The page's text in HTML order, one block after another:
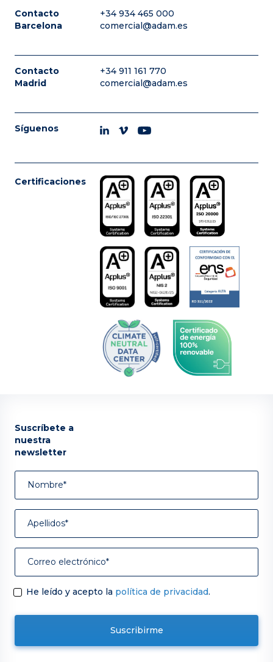
Contacto
Barcelona
+34 934 465 000
comercial@adam.es
Contacto
Madrid
+34 911 161 770
comercial@adam.es
Síguenos
Certificaciones
Suscríbete a
nuestra
newsletter
He leído y acepto la política de privacidad.